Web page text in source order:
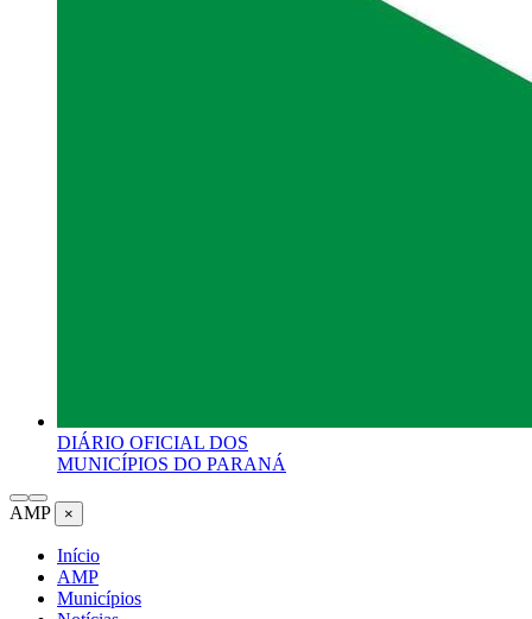
DIÁRIO OFICIAL DOS
MUNICÍPIOS DO PARANÁ
AMP ×
Início
AMP
Municípios